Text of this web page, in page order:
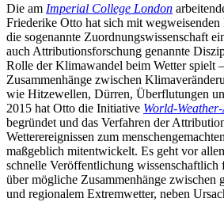
Die am Imperial College London
Friederike Otto hat sich mit wegweisenden
die sogenannte Zuordnungswissenschaft
auch Attributionsforschung genannte
Rolle der Klimawandel beim Wetter spielt
Zusammenhänge zwischen
wie Hitzewellen, Dürren, Überflutungen
2015 hat Otto die Initiative World-
begründet und das Verfahren der
Wetterereignissen zum
maßgeblich mitentwickelt. Es geht vor
schnelle Veröffentlichung wissenschaftlich
über mögliche Zusammenhänge zwischen
und regionalem Extremwetter, neben